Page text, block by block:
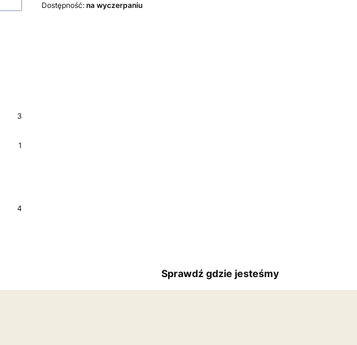
3
1
4
Dostępność: na wyczerpaniu
Sprawdź gdzie jesteśmy